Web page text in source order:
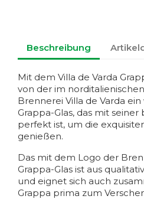
Beschreibung
Mit dem Villa de Varda
von der im
Brennerei Villa de Varda
Grappa-Glas, das mit
perfekt ist, um die
genießen.
Das mit dem Logo der
Grappa-Glas ist aus
und eignet sich auch
Grappa prima zum